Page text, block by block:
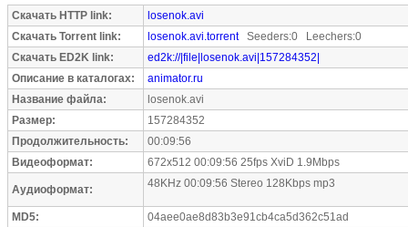
Скачать HTTP link:
losenok.avi
Скачать Torrent link:
losenok.avi.torrentSeeders:0 Leechers:0
Скачать ED2K link:
ed2k://|file|losenok.avi|157284352|
Описание в каталогах:
animator.ru
Название файла:
losenok.avi
Размер:
157284352
Продолжительность:
00:09:56
Видеоформат:
672x512 00:09:56 25fps XviD 1.9Mbps
Аудиоформат: 48KHz 00:09:56 Stereo 128Kbps mp3
MD5:
04aee0ae8d83b3e91cb4ca5d362c51ad